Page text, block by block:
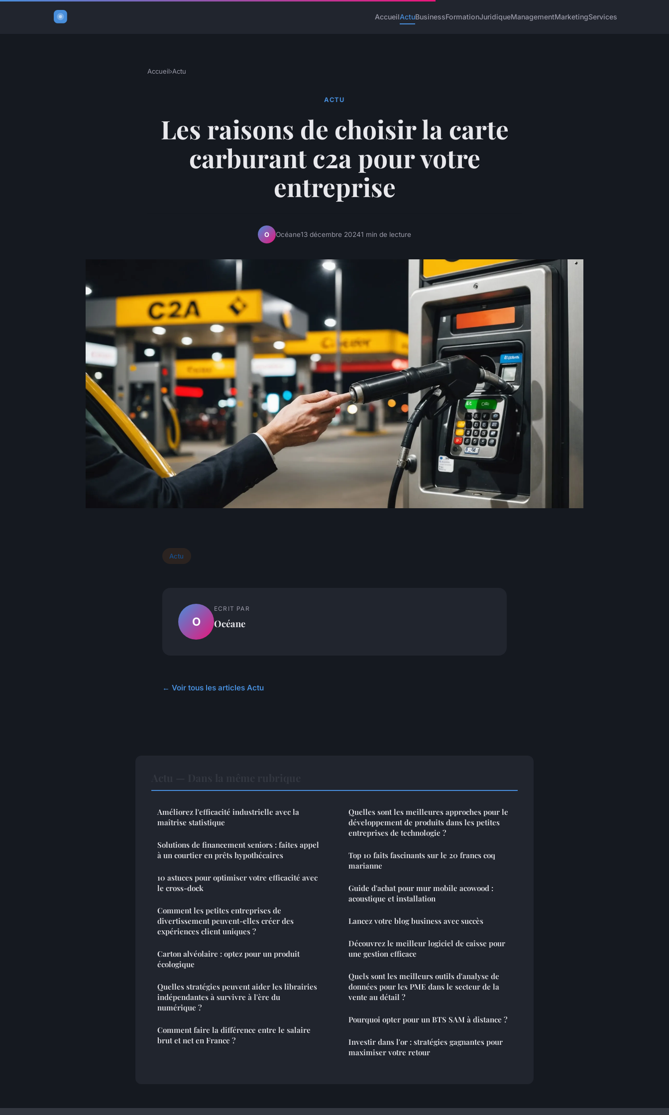
AccueilActuBusinessFormationJuridiqueManagementMarketingServices
Accueil›Actu
ACTU
Les raisons de choisir la carte
carburant c2a pour votre
entreprise
O Océane13 décembre 20241 min de lecture
Actu
O
ECRIT PAR
Océane
← Voir tous les articles Actu
Améliorez l'efficacité industrielle avec la
maîtrise statistique
Solutions de financement seniors : faites appel
à un courtier en prêts hypothécaires
10 astuces pour optimiser votre efficacité avec
le cross-dock
Comment les petites entreprises de
divertissement peuvent-elles créer des
expériences client uniques ?
Carton alvéolaire : optez pour un produit
écologique
Quelles stratégies peuvent aider les librairies
indépendantes à survivre à l'ère du
numérique ?
Comment faire la différence entre le salaire
brut et net en France ?
Quelles sont les meilleures approches pour le
développement de produits dans les petites
entreprises de technologie ?
Top 10 faits fascinants sur le 20 francs coq
marianne
Guide d'achat pour mur mobile acowood :
acoustique et installation
Lancez votre blog business avec succès
Découvrez le meilleur logiciel de caisse pour
une gestion efficace
Quels sont les meilleurs outils d'analyse de
données pour les PME dans le secteur de la
vente au détail ?
Pourquoi opter pour un BTS SAM à distance ?
Investir dans l'or : stratégies gagnantes pour
maximiser votre retour